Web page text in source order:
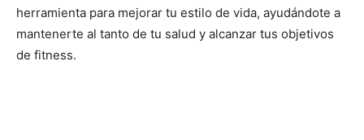
herramienta para mejorar tu estilo de vida, ayudándote a
mantenerte al tanto de tu salud y alcanzar tus objetivos
de fitness.